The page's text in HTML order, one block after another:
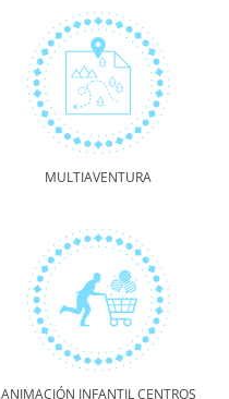
MULTIAVENTURA
ANIMACIÓN INFANTIL CENTROS